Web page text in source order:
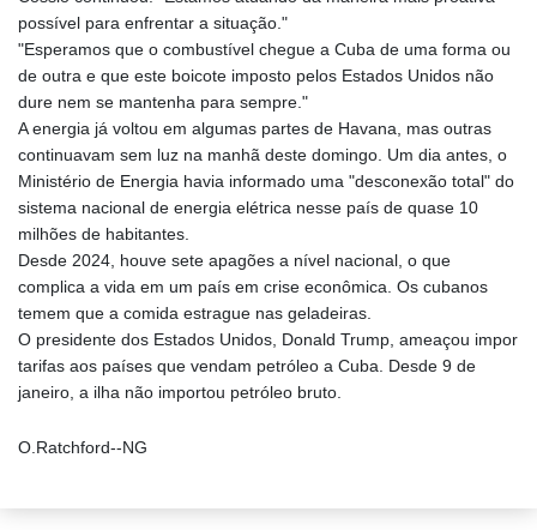
possível para enfrentar a situação."
"Esperamos que o combustível chegue a Cuba de uma forma ou
de outra e que este boicote imposto pelos Estados Unidos não
dure nem se mantenha para sempre."
A energia já voltou em algumas partes de Havana, mas outras
continuavam sem luz na manhã deste domingo. Um dia antes, o
Ministério de Energia havia informado uma "desconexão total" do
sistema nacional de energia elétrica nesse país de quase 10
milhões de habitantes.
Desde 2024, houve sete apagões a nível nacional, o que
complica a vida em um país em crise econômica. Os cubanos
temem que a comida estrague nas geladeiras.
O presidente dos Estados Unidos, Donald Trump, ameaçou impor
tarifas aos países que vendam petróleo a Cuba. Desde 9 de
janeiro, a ilha não importou petróleo bruto.
O.Ratchford--NG